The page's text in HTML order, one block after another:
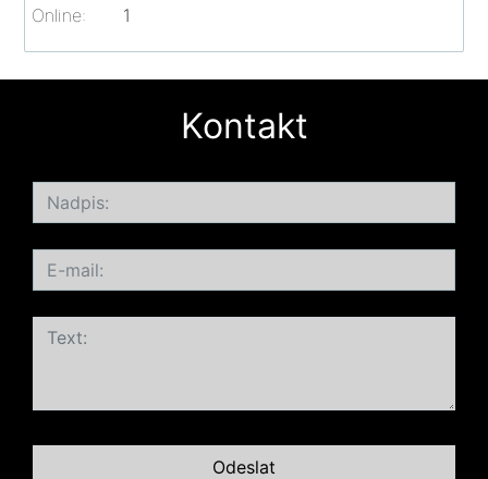
Online: 1
Kontakt